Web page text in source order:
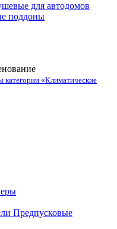
для автодомов
поддоны
категории «Климатические
Предпусковые